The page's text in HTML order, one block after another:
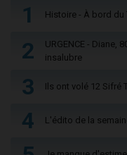
1 Histoire - À bord du
2
URGENCE - Diane,
insalubre
3 Ils ont volé 12 Sifré
4 L'édito de la